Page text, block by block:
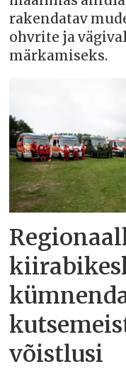
rakendatav
ohvrite ja
märkamiseks.
võistlusi